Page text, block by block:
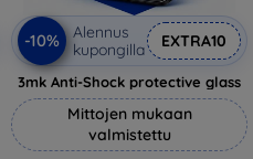
-10%
Alennus
kupongilla
EXTRA10
3mk Anti-Shock protective glass
Mittojen mukaan
valmistettu